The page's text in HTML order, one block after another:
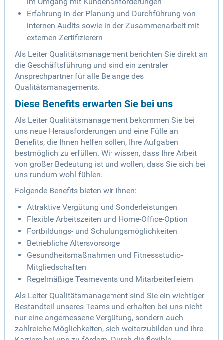
im Umgang mit Kundenanforderungen
Erfahrung in der Planung und Durchführung von
internen Audits sowie in der Zusammenarbeit mit
externen Zertifizierern
Als Leiter Qualitätsmanagement berichten Sie direkt an
die Geschäftsführung und sind ein zentraler
Ansprechpartner für alle Belange des
Qualitätsmanagements.
Diese Benefits erwarten Sie bei uns
Als Leiter Qualitätsmanagement bekommen Sie bei
uns neue Herausforderungen und eine Fülle an
Benefits, die Ihnen helfen sollen, Ihre Aufgaben
bestmöglich zu erfüllen. Wir wissen, dass Ihre Arbeit
von großer Bedeutung ist und wollen, dass Sie sich bei
uns rundum wohl fühlen.
Folgende Benefits bieten wir Ihnen:
Attraktive Vergütung und Sonderleistungen
Flexible Arbeitszeiten und Home-Office-Option
Fortbildungs- und Schulungsmöglichkeiten
Betriebliche Altersvorsorge
Gesundheitsmaßnahmen und Fitnessstudio-
Mitgliedschaften
Regelmäßige Teamevents und Mitarbeiterfeiern
Als Leiter Qualitätsmanagement sind Sie ein wichtiger
Bestandteil unseres Teams und erhalten bei uns nicht
nur eine angemessene Vergütung, sondern auch
zahlreiche Möglichkeiten, sich weiterzubilden und Ihre